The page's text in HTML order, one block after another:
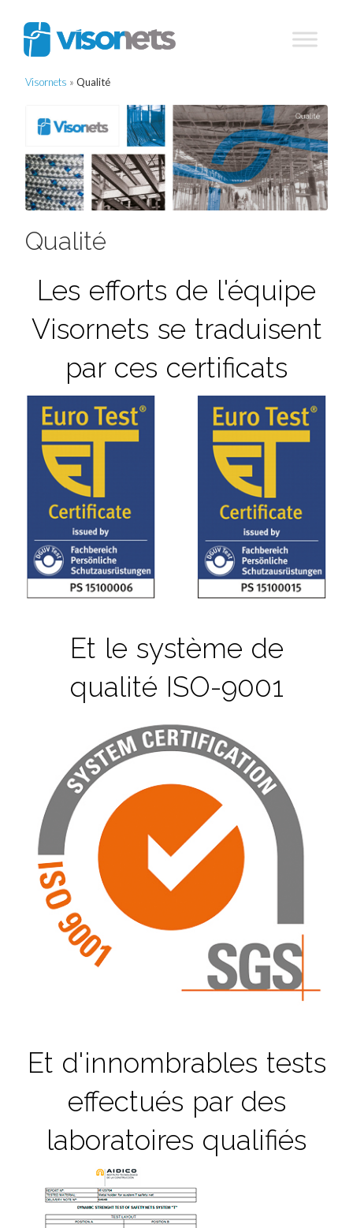
Visornets » Qualité
Qualité
Les efforts de l'équipe
Visornets se traduisent
par ces certificats
Et le système de
qualité ISO-9001
Et d'innombrables tests
effectués par des
laboratoires qualifiés